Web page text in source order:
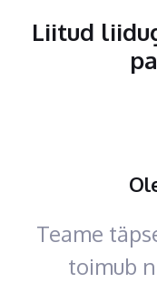
Liitud
Teame
toimub